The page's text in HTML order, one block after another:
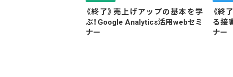
《終了》売上げアップの基本を学
ぶ！Google Analytics活用webセミ
ナー
《終
る接
ナー